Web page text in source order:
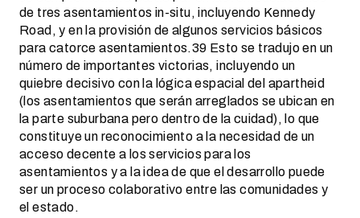
de tres asentamientos in-situ, incluyendo Kennedy
Road, y en la provisión de algunos servicios básicos
para catorce asentamientos.39 Esto se tradujo en un
número de importantes victorias, incluyendo un
quiebre decisivo con la lógica espacial del apartheid
(los asentamientos que serán arreglados se ubican en
la parte suburbana pero dentro de la cuidad), lo que
constituye un reconocimiento a la necesidad de un
acceso decente a los servicios para los
asentamientos y a la idea de que el desarrollo puede
ser un proceso colaborativo entre las comunidades y
el estado.